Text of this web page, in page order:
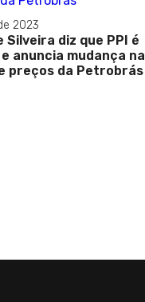
2023
Silveira diz que PPI é
anuncia mudança na
preços da Petrobrás